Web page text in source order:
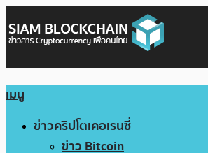
เมนู
ข่าวคริปโตเคอเรนซี่
ข่าว Bitcoin